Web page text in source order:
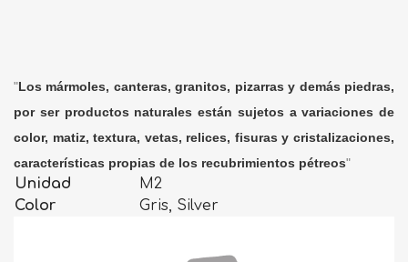
"Los mármoles, canteras, granitos, pizarras y demás piedras,
por ser productos naturales están sujetos a variaciones de
color, matiz, textura, vetas, relices, fisuras y cristalizaciones,
características propias de los recubrimientos pétreos"
Unidad
M2
Color
Gris, Silver